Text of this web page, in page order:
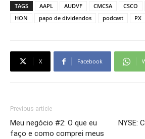
TAGS AAPL AUDVF CMCSA CSCO
HON
papo de dividendos podcast PX
X Facebook
Previous article
Meu negócio #2: O que eu
faço e como comprei meus
NYSE: